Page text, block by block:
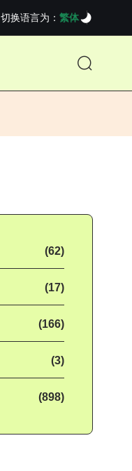
切换语言为： 繁体
(62)
(17)
(166)
(3)
(898)